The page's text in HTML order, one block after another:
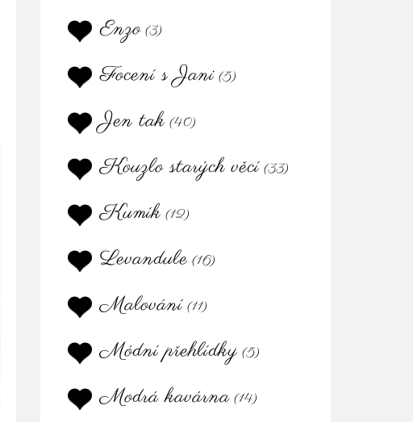
Enzo (3)
Focení s Jani (5)
Jen tak (40)
Kouzlo starých věcí (33)
Kumík (12)
Levandule (16)
Malování (11)
Módní přehlídky (5)
Modrá kavárna (14)